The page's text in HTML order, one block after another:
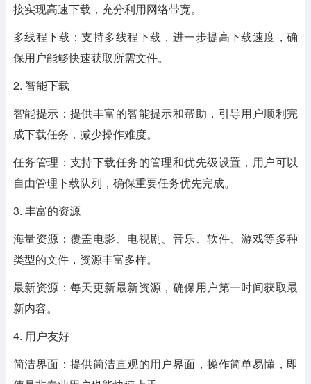
接实现高速下载，充分利用网络带宽。
多线程下载：支持多线程下载，进一步提高下载速度，确
保用户能够快速获取所需文件。
2. 智能下载
智能提示：提供丰富的智能提示和帮助，引导用户顺利完
成下载任务，减少操作难度。
任务管理：支持下载任务的管理和优先级设置，用户可以
自由管理下载队列，确保重要任务优先完成。
3. 丰富的资源
海量资源：覆盖电影、电视剧、音乐、软件、游戏等多种
类型的文件，资源丰富多样。
最新资源：每天更新最新资源，确保用户第一时间获取最
新内容。
4. 用户友好
简洁界面：提供简洁直观的用户界面，操作简单易懂，即